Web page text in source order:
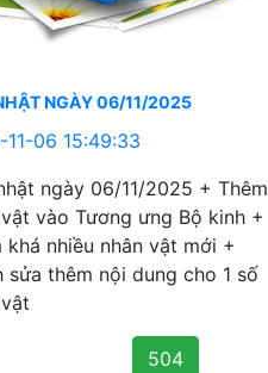
NGÀY 06/11/2025
06 15:49:33
ngày 06/11/2025 + Thêm
vào Tương ưng Bộ kinh +
khá nhiều nhân vật mới +
sửa thêm nội dung cho 1 số
504